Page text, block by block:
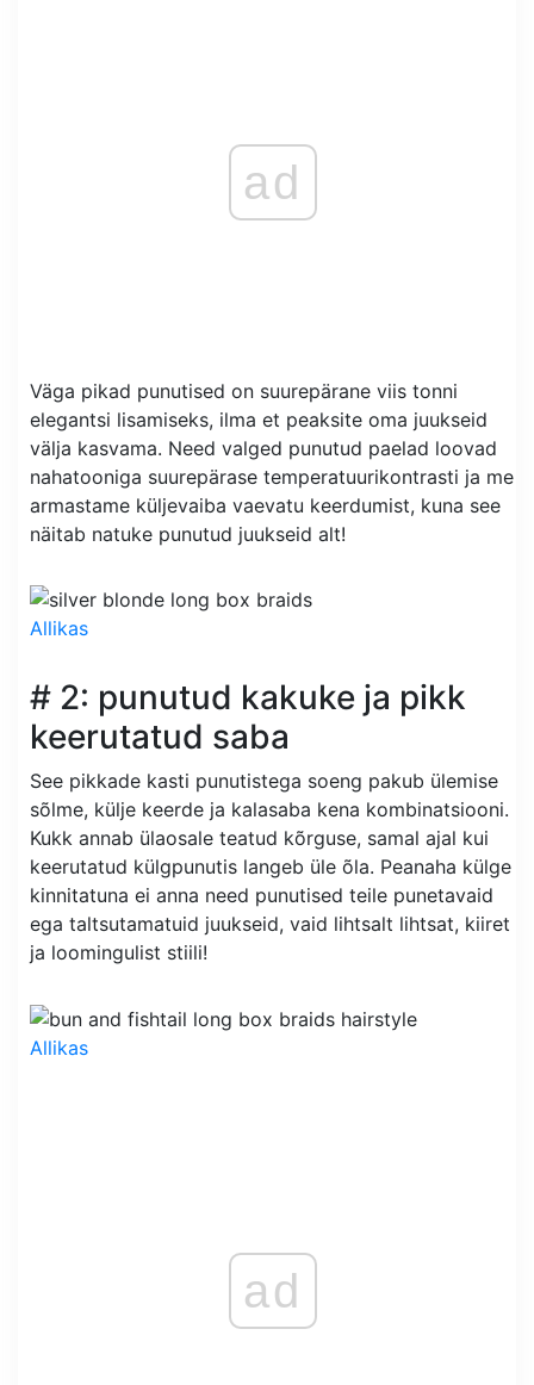
ad
Väga pikad punutised on suurepärane viis tonni
elegantsi lisamiseks, ilma et peaksite oma juukseid
välja kasvama. Need valged punutud paelad loovad
nahatooniga suurepärase temperatuurikontrasti ja me
armastame küljevaiba vaevatu keerdumist, kuna see
näitab natuke punutud juukseid alt!
Allikas
# 2: punutud kakuke ja pikk
keerutatud saba
See pikkade kasti punutistega soeng pakub ülemise
sõlme, külje keerde ja kalasaba kena kombinatsiooni.
Kukk annab ülaosale teatud kõrguse, samal ajal kui
keerutatud külgpunutis langeb üle õla. Peanaha külge
kinnitatuna ei anna need punutised teile punetavaid
ega taltsutamatuid juukseid, vaid lihtsalt lihtsat, kiiret
ja loomingulist stiili!
Allikas
ad